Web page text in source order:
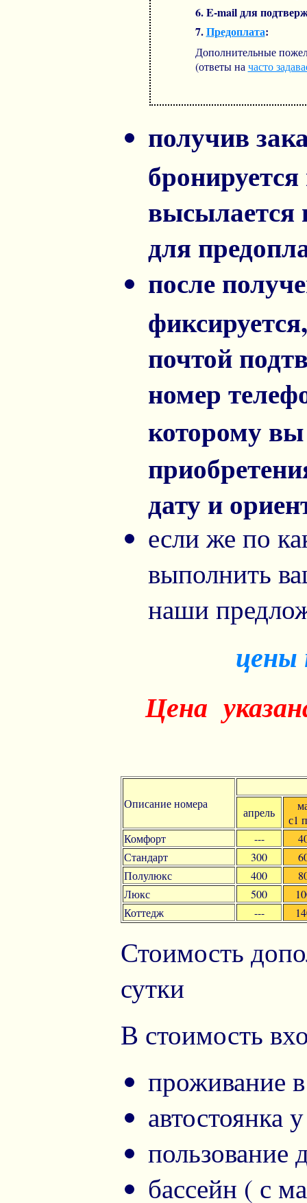
6. E-mail для
7.Предоплата:
Дополнительные
(ответы начасто
получив
высылается
для
после
почтой
номер
которому
дату и
если же по
выполнить
наши
цены
Цена
Описание номера
апрель
с1
Комфорт
---
Стандарт
300
Полулюкс
400
Люкс
500
Коттедж
---
Стоимость
сутки
В стоимость
проживание
автостоянка
пользование
бассейн ( с